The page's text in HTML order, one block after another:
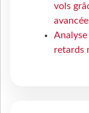
vols
Analyse
retards